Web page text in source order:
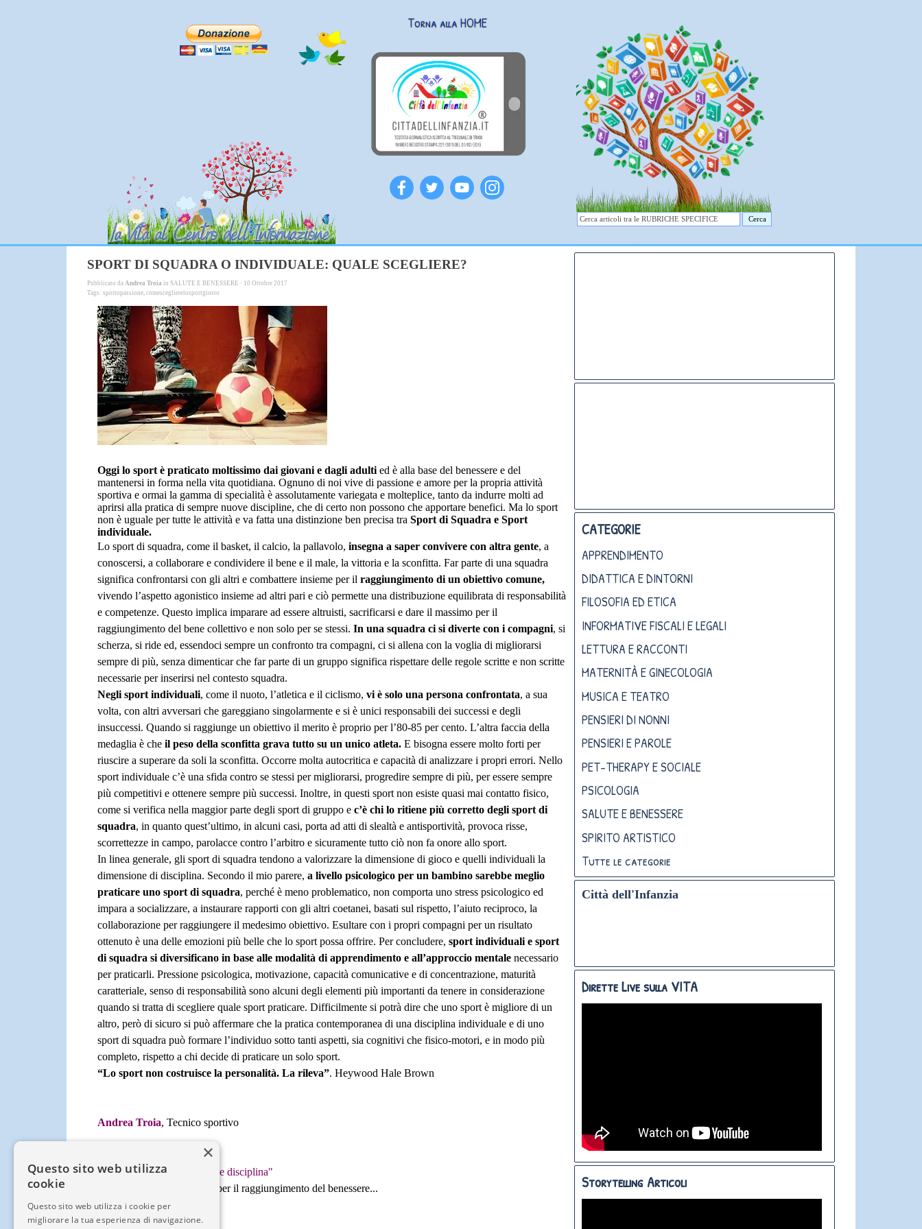
Cerca
Torna alla HOME
SPORT DI SQUADRA O INDIVIDUALE: QUALE SCEGLIERE?
Pubblicato da Andrea Troia in SALUTE E BENESSERE · 10 Ottobre 2017
Tags: sportopassione, comesceglierelosportgiusto
Oggi lo sport è praticato moltissimo dai giovani e dagli adulti ed è alla base del benessere e del
mantenersi in forma nella vita quotidiana. Ognuno di noi vive di passione e amore per la propria attività
sportiva e ormai la gamma di specialità è assolutamente variegata e molteplice, tanto da indurre molti ad
aprirsi alla pratica di sempre nuove discipline, che di certo non possono che apportare benefici. Ma lo sport
non è uguale per tutte le attività e va fatta una distinzione ben precisa tra Sport di Squadra e Sport
individuale.
Lo sport di squadra, come il basket, il calcio, la pallavolo, insegna a saper convivere con altra gente, a
conoscersi, a collaborare e condividere il bene e il male, la vittoria e la sconfitta. Far parte di una squadra
significa confrontarsi con gli altri e combattere insieme per il raggiungimento di un obiettivo comune,
vivendo l’aspetto agonistico insieme ad altri pari e ciò permette una distribuzione equilibrata di responsabilità
e competenze. Questo implica imparare ad essere altruisti, sacrificarsi e dare il massimo per il
raggiungimento del bene collettivo e non solo per se stessi. In una squadra ci si diverte con i compagni, si
scherza, si ride ed, essendoci sempre un confronto tra compagni, ci si allena con la voglia di migliorarsi
sempre di più, senza dimenticar che far parte di un gruppo significa rispettare delle regole scritte e non scritte
necessarie per inserirsi nel contesto squadra.
Negli sport individuali, come il nuoto, l’atletica e il ciclismo, vi è solo una persona confrontata, a sua
volta, con altri avversari che gareggiano singolarmente e si è unici responsabili dei successi e degli
insuccessi. Quando si raggiunge un obiettivo il merito è proprio per l’80-85 per cento. L’altra faccia della
medaglia è che il peso della sconfitta grava tutto su un unico atleta. E bisogna essere molto forti per
riuscire a superare da soli la sconfitta. Occorre molta autocritica e capacità di analizzare i propri errori. Nello
sport individuale c’è una sfida contro se stessi per migliorarsi, progredire sempre di più, per essere sempre
più competitivi e ottenere sempre più successi. Inoltre, in questi sport non esiste quasi mai contatto fisico,
come si verifica nella maggior parte degli sport di gruppo e c’è chi lo ritiene più corretto degli sport di
squadra, in quanto quest’ultimo, in alcuni casi, porta ad atti di slealtà e antisportività, provoca risse,
scorrettezze in campo, parolacce contro l’arbitro e sicuramente tutto ciò non fa onore allo sport.
In linea generale, gli sport di squadra tendono a valorizzare la dimensione di gioco e quelli individuali la
dimensione di disciplina. Secondo il mio parere, a livello psicologico per un bambino sarebbe meglio
praticare uno sport di squadra, perché è meno problematico, non comporta uno stress psicologico ed
impara a socializzare, a instaurare rapporti con gli altri coetanei, basati sul rispetto, l’aiuto reciproco, la
collaborazione per raggiungere il medesimo obiettivo. Esultare con i propri compagni per un risultato
ottenuto è una delle emozioni più belle che lo sport possa offrire. Per concludere, sport individuali e sport
di squadra si diversificano in base alle modalità di apprendimento e all’approccio mentale necessario
per praticarli. Pressione psicologica, motivazione, capacità comunicative e di concentrazione, maturità
caratteriale, senso di responsabilità sono alcuni degli elementi più importanti da tenere in considerazione
quando si tratta di scegliere quale sport praticare. Difficilmente si potrà dire che uno sport è migliore di un
altro, però di sicuro si può affermare che la pratica contemporanea di una disciplina individuale e di uno
sport di squadra può formare l’individuo sotto tanti aspetti, sia cognitivi che fisico-motori, e in modo più
completo, rispetto a chi decide di praticare un solo sport.
“Lo sport non costruisce la personalità. La rileva”. Heywood Hale Brown
Andrea Troia, Tecnico sportivo
Continuate a seguire
"Sport e disciplina"
Corpo e mente di uniscono per il raggiungimento del benessere...
CATEGORIE
APPRENDIMENTO
DIDATTICA E DINTORNI
FILOSOFIA ED ETICA
INFORMATIVE FISCALI E LEGALI
LETTURA E RACCONTI
MATERNITÀ E GINECOLOGIA
MUSICA E TEATRO
PENSIERI DI NONNI
PENSIERI E PAROLE
PET-THERAPY E SOCIALE
PSICOLOGIA
SALUTE E BENESSERE
SPIRITO ARTISTICO
Tutte le categorie
Città dell'Infanzia
Dirette Live sulla VITA
Storytelling Articoli
×
Questo sito web utilizza
cookie
Questo sito web utilizza i cookie per
migliorare la tua esperienza di navigazione.